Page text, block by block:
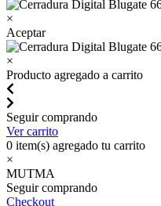
×
Aceptar
×
Producto agregado a carrito
Seguir comprando
Ver carrito
0 item(s) agregado tu carrito
×
MUTMA
Seguir comprando
Checkout